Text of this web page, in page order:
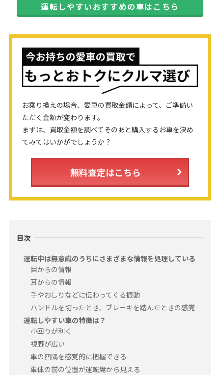
担当。愛車はフィアット500C。
運転しやすいおすすめの車はこちら
お乗り換えの場合、愛車の買取金額によって、ご準備い
ただく金額が変わります。
まずは、買取金額を調べてそのあと購入するお車を決め
てみてはいかがでしょうか？
無料査定はこちら
目次
運転中は無意識のうちにさまざまな情報を処理している
目からの情報
耳からの情報
手やおしりなどに伝わってくる振動
ハンドルを切ったとき、ブレーキを踏んだときの感覚
運転しやすい車の特徴は？
小回りが利く
視野が広い
車の四隅を感覚的に把握できる
車体の前の位置が運転席から見える